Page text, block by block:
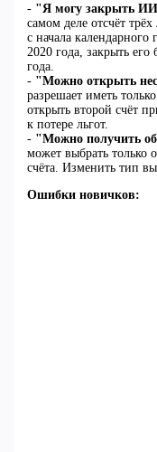
- "Я могу закрыть
самом деле отсчёт
с начала
2020 года, закрыть
года.
- "Можно открыть
разрешает иметь
открыть второй счёт
к потере льгот.
- "Можно получить
может выбрать только
счёта. Изменить тип
Ошибки новичков: